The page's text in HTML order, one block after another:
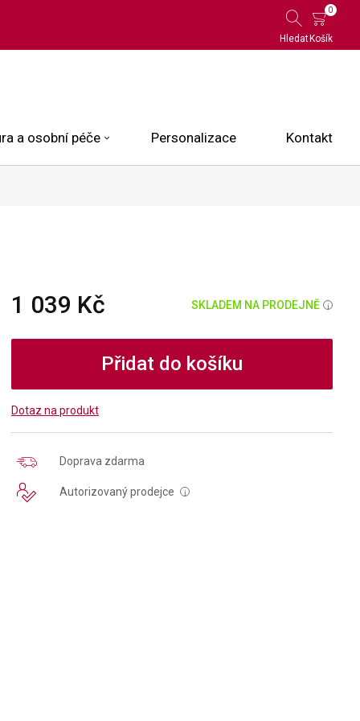
Hledat
0
Košík
a osobní péče Personalizace Kontakt
1 039 Kč SKLADEM NA PRODEJNĚ i
Přidat do košíku
Dotaz na produkt
Doprava zdarma
Autorizovaný prodejce i